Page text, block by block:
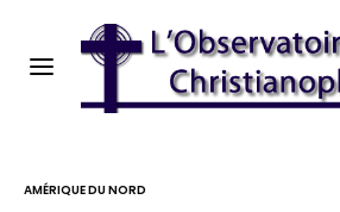
AMÉRIQUE DU NORD